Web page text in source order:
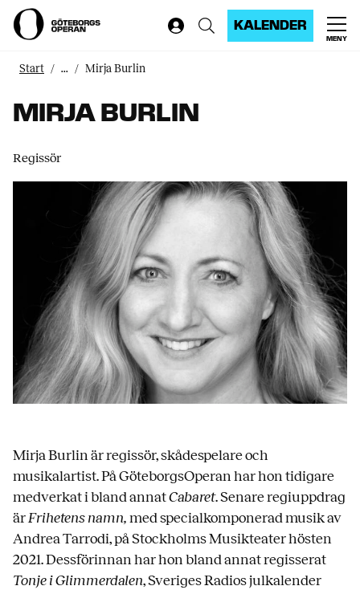
KALENDER
MENY
Start ... Mirja Burlin
MIRJA BURLIN
Regissör
Mirja Burlin är regissör, skådespelare och
musikalartist. På GöteborgsOperan har hon tidigare
medverkat i bland annatCabaret. Senare regiuppdrag
ärFrihetens namn, med specialkomponerad musik av
Andrea Tarrodi, på Stockholms Musikteater hösten
2021. Dessförinnan har hon bland annat regisserat
Tonje i Glimmerdalen, Sveriges Radios julkalender